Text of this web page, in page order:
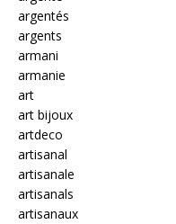
argentés
argents
armani
armanie
art
art bijoux
artdeco
artisanal
artisanale
artisanals
artisanaux